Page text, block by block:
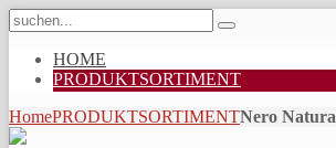
HOME
PRODUKTSORTIMENT
HomePRODUKTSORTIMENTNero Natura